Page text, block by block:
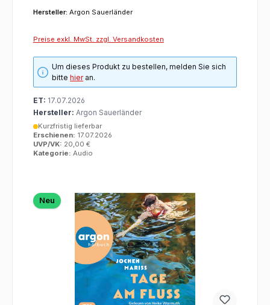
Hersteller: Argon Sauerländer
Preise exkl. MwSt. zzgl. Versandkosten
Um dieses Produkt zu bestellen, melden Sie sich
bittehieran.
ET: 17.07.2026
Hersteller: Argon Sauerländer
Kurzfristig lieferbar
Erschienen: 17.07.2026
UVP/VK: 20,00 €
Kategorie: Audio
Neu